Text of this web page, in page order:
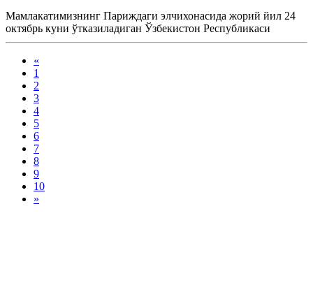
Мамлакатимизнинг Париждаги элчихонасида жорий йил 24
октябрь куни ўтказиладиган Ўзбекистон Республикаси
Президенти сайловида хориждаги ватандошларнинг фаол
ишлари олиб борилмоқда.
«
1
2
3
4
5
6
7
8
9
10
»